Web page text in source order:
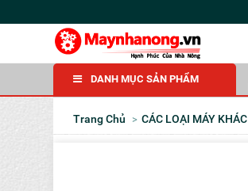
DANH MỤC SẢN PHẨM
Trang Chủ CÁC LOẠI MÁY KHÁC